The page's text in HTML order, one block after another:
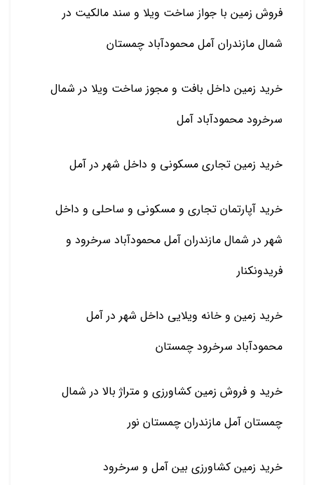
فروش زمین با جواز ساخت ویلا و سند مالکیت در
شمال مازندران آمل محمودآباد چمستان
خرید زمین داخل بافت و مجوز ساخت ویلا در شمال
سرخرود محمودآباد آمل
خرید زمین تجاری مسکونی و داخل شهر در آمل
خرید آپارتمان تجاری و مسکونی و ساحلی و داخل
شهر در شمال مازندران آمل محمودآباد سرخرود و
فریدونکنار
خرید زمین و خانه ویلایی داخل شهر در آمل
محمودآباد سرخرود چمستان
خرید و فروش زمین کشاورزی و متراژ بالا در شمال
چمستان آمل مازندران چمستان نور
خرید زمین کشاورزی بین آمل و سرخرود